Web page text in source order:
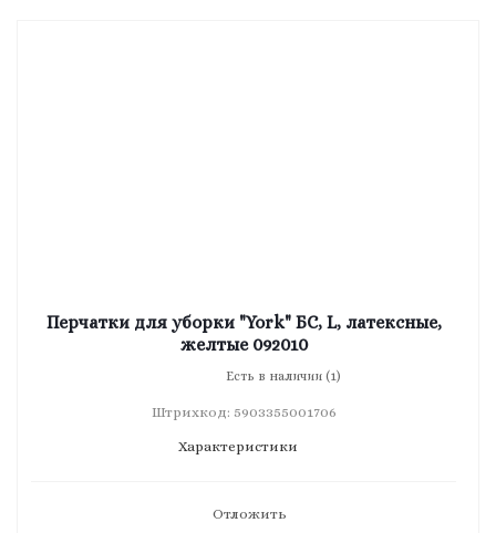
Перчатки для уборки "York" БС, L, латексные,
желтые 092010
Есть в наличии (1)
Штрихкод: 5903355001706
Характеристики
Отложить